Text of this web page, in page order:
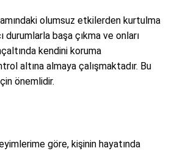
olumsuz etkilerden kurtulma
başa çıkma ve onları
kendini koruma
altına almaya çalışmaktadır. Bu
önemlidir.
göre, kişinin hayatında